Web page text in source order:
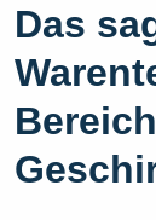
Das